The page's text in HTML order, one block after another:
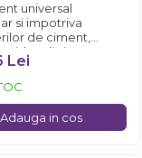
universal
si impotriva
de ciment,
5 litri
Lei
Adauga in cos